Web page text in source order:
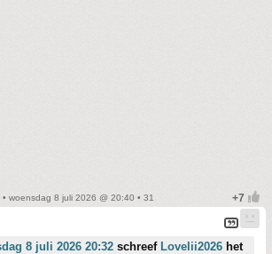
• woensdag 8 juli 2026 @ 20:40 • 31
8 juli 2026 20:32 schreef Lovelii2026 het